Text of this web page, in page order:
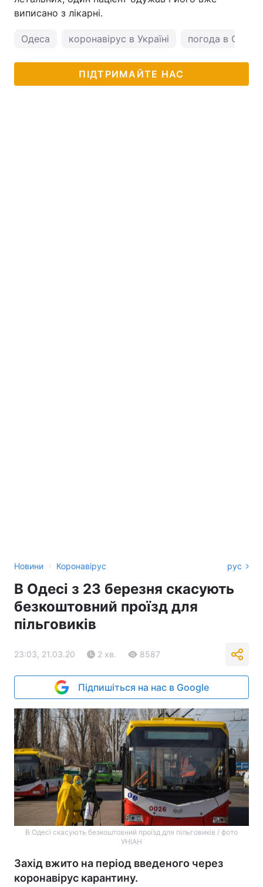
виписано з лікарні.
Одеса коронавірус в Україні погода в Одесі
ПІДТРИМАЙТЕ НАС
Новини › Коронавірус рус
В Одесі з 23 березня скасують
безкоштовний проїзд для
пільговиків
23:03, 21.03.20 2 хв. 8587
Підпишіться на нас в Google
В Одесі скасують безкоштовний проїзд для пільговиків / фото
УНІАН
Захід вжито на період введеного через
коронавірус карантину.